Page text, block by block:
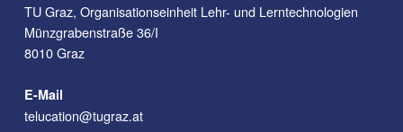
TU Graz, Organisationseinheit Lehr- und Lerntechnologien
Münzgrabenstraße 36/I
8010 Graz
E-Mail
telucation@tugraz.at